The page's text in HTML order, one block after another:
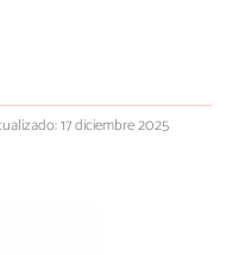
17 diciembre 2025